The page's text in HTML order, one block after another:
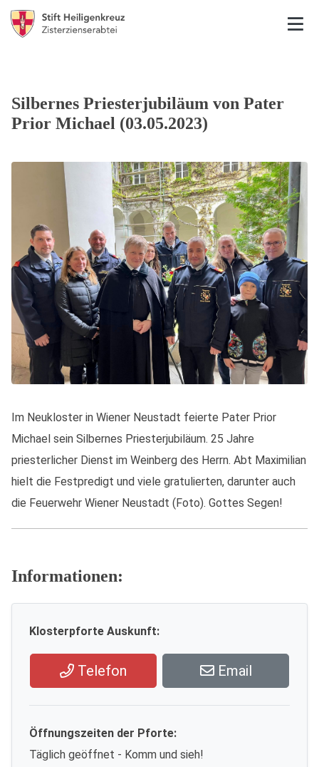
Silbernes Priesterjubiläum von Pater
Prior Michael (03.05.2023)
Im Neukloster in Wiener Neustadt feierte Pater Prior
Michael sein Silbernes Priesterjubiläum. 25 Jahre
priesterlicher Dienst im Weinberg des Herrn. Abt Maximilian
hielt die Festpredigt und viele gratulierten, darunter auch
die Feuerwehr Wiener Neustadt (Foto). Gottes Segen!
Informationen:
Klosterpforte Auskunft:
Telefon Email
Öffnungszeiten der Pforte:
Täglich geöffnet - Komm und sieh!